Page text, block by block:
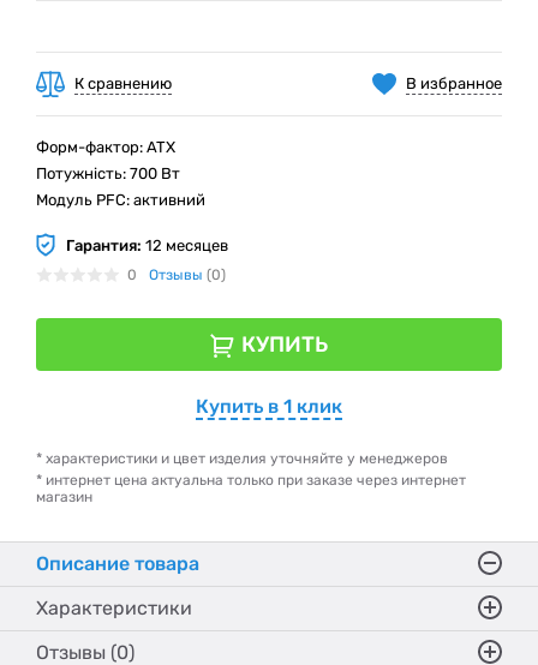
В избранное
К сравнению
Форм-фактор: ATX
Потужність: 700 Вт
Модуль PFC: активний
Гарантия: 12 месяцев
0 Отзывы (0)
КУПИТЬ
Купить в 1 клик
* характеристики и цвет изделия уточняйте у менеджеров
* интернет цена актуальна только при заказе через интернет
магазин
Описание товара
Характеристики
Отзывы (0)